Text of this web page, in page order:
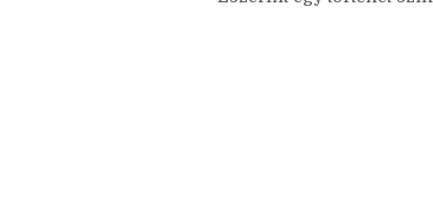
Ezt egyelőre találónak
Eszerint egy történet